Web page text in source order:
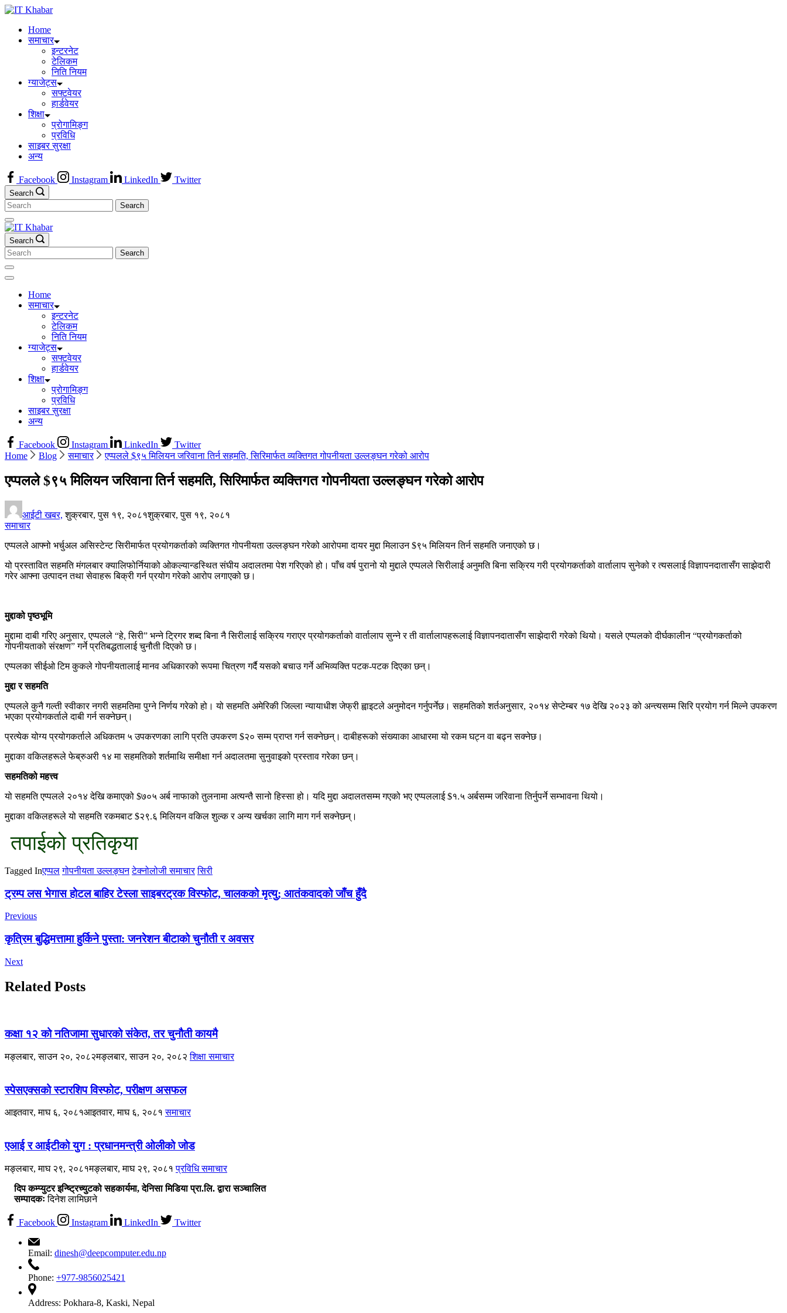
Skip
contentHome
समाचार
इन्टरनेट
टेलिकम
निति नियम
ग्याजेट्स
सफ्टवेयर
हार्डवेयर
शिक्षा
प्रोगामिङ्ग
प्रविधि
साइबर सुरक्षा
अन्य
Facebook Instagram LinkedIn Twitter
Search
Search
for:
Search
Search
for:
Home
समाचार
इन्टरनेट
टेलिकम
निति नियम
ग्याजेट्स
सफ्टवेयर
हार्डवेयर
शिक्षा
प्रोगामिङ्ग
प्रविधि
साइबर सुरक्षा
अन्य
Facebook Instagram LinkedIn
Twitter
Home
Blog समाचार एप्पलले $९५ मिलियन जरिवाना तिर्न सहमति, सिरिमार्फत व्यक्तिगत गोपनीयता उल्लङ्घन गरेको आरोप
एप्पलले $९५ मिलियन जरिवाना तिर्न सहमति, सिरिमार्फत व्यक्तिगत गोपनीयता उल्लङ्घन गरेको आरोप
आईटी खबर, शुक्रबार, पुस १९, २०८१शुक्रबार, पुस १९, २०८१
समाचार
एप्पलले आफ्नो भर्चुअल असिस्टेन्ट सिरीमार्फत प्रयोगकर्ताको व्यक्तिगत गोपनीयता उल्लङ्घन गरेको आरोपमा दायर मुद्दा मिलाउन $९५ मिलियन तिर्न सहमति जनाएको छ।
यो प्रस्तावित सहमति मंगलबार क्यालिफोर्नियाको ओकल्यान्डस्थित संघीय अदालतमा पेश गरिएको हो। पाँच वर्ष पुरानो यो मुद्दाले एप्पलले सिरीलाई अनुमति बिना सक्रिय गरी प्रयोगकर्ताको वार्तालाप सुनेको र त्यसलाई विज्ञापनदातासँग साझेदारी
गरेर आफ्ना उत्पादन तथा सेवाहरू बिक्री गर्न प्रयोग गरेको आरोप लगाएको छ।
मुद्दाको पृष्ठभूमि
मुद्दामा दाबी गरिए अनुसार, एप्पलले “हे, सिरी” भन्ने ट्रिगर शब्द बिना नै सिरीलाई सक्रिय गराएर प्रयोगकर्ताको वार्तालाप सुन्ने र ती वार्तालापहरूलाई विज्ञापनदातासँग साझेदारी गरेको थियो। यसले एप्पलको दीर्घकालीन “प्रयोगकर्ताको
गोपनीयताको संरक्षण” गर्ने प्रतिबद्धतालाई चुनौती दिएको छ।
एप्पलका सीईओ टिम कुकले गोपनीयतालाई मानव अधिकारको रूपमा चित्रण गर्दै यसको बचाउ गर्ने अभिव्यक्ति पटक-पटक दिएका छन्।
मुद्दा र सहमति
एप्पलले कुनै गल्ती स्वीकार नगरी सहमतिमा पुग्ने निर्णय गरेको हो। यो सहमति अमेरिकी जिल्ला न्यायाधीश जेफ्री ह्वाइटले अनुमोदन गर्नुपर्नेछ। सहमतिको शर्तअनुसार, २०१४ सेप्टेम्बर १७ देखि २०२३ को अन्त्यसम्म सिरि प्रयोग गर्न मिल्ने उपकरण
भएका प्रयोगकर्ताले दाबी गर्न सक्नेछन्।
प्रत्येक योग्य प्रयोगकर्ताले अधिकतम ५ उपकरणका लागि प्रति उपकरण $२० सम्म प्राप्त गर्न सक्नेछन्। दाबीहरूको संख्याका आधारमा यो रकम घट्न वा बढ्न सक्नेछ।
मुद्दाका वकिलहरूले फेब्रुअरी १४ मा सहमतिको शर्तमाथि समीक्षा गर्न अदालतमा सुनुवाइको प्रस्ताव गरेका छन्।
सहमतिको महत्त्व
यो सहमति एप्पलले २०१४ देखि कमाएको $७०५ अर्ब नाफाको तुलनामा अत्यन्तै सानो हिस्सा हो। यदि मुद्दा अदालतसम्म गएको भए एप्पललाई $१.५ अर्बसम्म जरिवाना तिर्नुपर्ने सम्भावना थियो।
मुद्दाका वकिलहरूले यो सहमति रकमबाट $२९.६ मिलियन वकिल शुल्क र अन्य खर्चका लागि माग गर्न सक्नेछन्।
तपाईको प्रतिकृया
Tagged Inएप्पल गोपनीयता उल्लङ्घन टेक्नोलोजी समाचार सिरी
Post
Navigation
ट्रम्प लस भेगास होटल बाहिर टेस्ला साइबरट्रक विस्फोट, चालकको मृत्यु; आतंकवादको जाँच हुँदै
Previous
कृत्रिम बुद्धिमत्तामा हुर्किने पुस्ता: जनरेशन बीटाको चुनौती र अवसर
Next
Related Posts
कक्षा १२ को नतिजामा सुधारको संकेत, तर चुनौती कायमै
मङ्लबार, साउन २०, २०८२मङ्लबार, साउन २०, २०८२ शिक्षासमाचार
स्पेसएक्सको स्टारशिप विस्फोट, परीक्षण असफल
आइतवार, माघ ६, २०८१आइतवार, माघ ६, २०८१ समाचार
एआई र आईटीको युग : प्रधानमन्त्री ओलीको जोड
मङ्लबार, माघ २९, २०८१मङ्लबार, माघ २९, २०८१ प्रविधिसमाचार
दिप कम्प्युटर इन्ष्ट्रिच्युटको सहकार्यमा, देनिसा मिडिया प्रा.लि. द्वारा सञ्चालित
सम्पादकःदिनेश लामिछाने
Facebook Instagram LinkedIn Twitter
Email: dinesh@deepcomputer.edu.np
Phone: +977-9856025421
Address: Pokhara-8, Kaski, Nepal